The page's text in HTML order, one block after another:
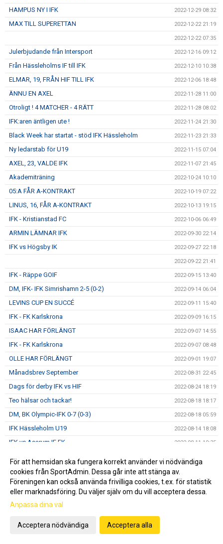
HAMPUS NY I IFK 2022-12-29 08:32
MAX TILL SUPERETTAN 2022-12-22 21:19
2022-12-22 07:35
Julerbjudande från Intersport 2022-12-16 09:12
Från Hässleholms IF till IFK 2022-12-10 10:38
ELMAR, 19, FRÅN HIF TILL IFK 2022-12-06 18:48
ÄNNU EN AXEL 2022-11-28 11:00
Otroligt ! 4 MATCHER - 4 RÄTT 2022-11-28 08:02
IFK:aren äntligen ute ! 2022-11-24 21:30
Black Week har startat - stöd IFK Hässleholm 2022-11-23 21:33
Ny ledarstab för U19 2022-11-15 07:04
AXEL, 23, VALDE IFK 2022-11-07 21:45
Akademiträning 2022-10-24 10:10
05:A FÅR A-KONTRAKT 2022-10-19 07:22
LINUS, 16, FÅR A-KONTRAKT 2022-10-13 19:15
IFK - Kristianstad FC 2022-10-06 06:49
ARMIN LÄMNAR IFK 2022-09-30 22:14
IFK vs Högsby IK 2022-09-27 22:18
2022-09-22 21:41
IFK - Räppe GOIF 2022-09-15 13:40
DM, IFK- IFK Simrishamn 2-5 (0-2) 2022-09-14 06:04
LEVINS CUP EN SUCCÉ 2022-09-11 15:40
IFK - FK Karlskrona 2022-09-09 16:15
ISAAC HAR FÖRLÄNGT 2022-09-07 14:55
IFK - FK Karlskrona 2022-09-07 08:48
OLLE HAR FÖRLÄNGT 2022-09-01 19:07
Månadsbrev September 2022-08-31 22:45
Dags för derby IFK vs HIF 2022-08-24 18:19
Teo hälsar och tackar! 2022-08-18 18:17
DM, BK Olympic-IFK 0-7 (0-3) 2022-08-18 05:59
IFK Hässleholm U19 2022-08-14 18:08
IFK vs Asarum IF FK 2022-08-11 10:35
Månadsbrev Augusti 2022-08-02 11:02
ORAJÄRVI HAR FÖRLÄNGT 2022-07-27 22:07
Sextondelsfinalen i GothiaCup!
För att hemsidan ska fungera korrekt använder vi nödvändiga
cookies från SportAdmin. Dessa går inte att stänga av.
Föreningen kan också använda frivilliga cookies, t.ex. för statistik
eller marknadsföring. Du väljer själv om du vill acceptera dessa.
Anpassa dina val
Acceptera nödvändiga Acceptera alla